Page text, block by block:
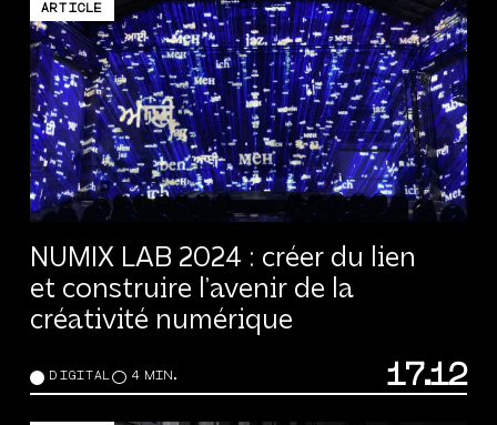
ARTICLE
NUMIX LAB 2024 : créer du lien
et construire l’avenir de la
créativité numérique
DIGITAL 4 MIN. 17.12